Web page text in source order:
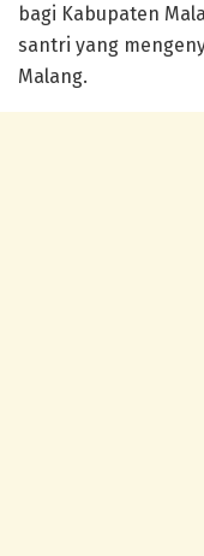
bagi Kabupaten
santri yang
Malang.